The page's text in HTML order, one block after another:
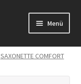
Menü
SAXONETTE COMFORT